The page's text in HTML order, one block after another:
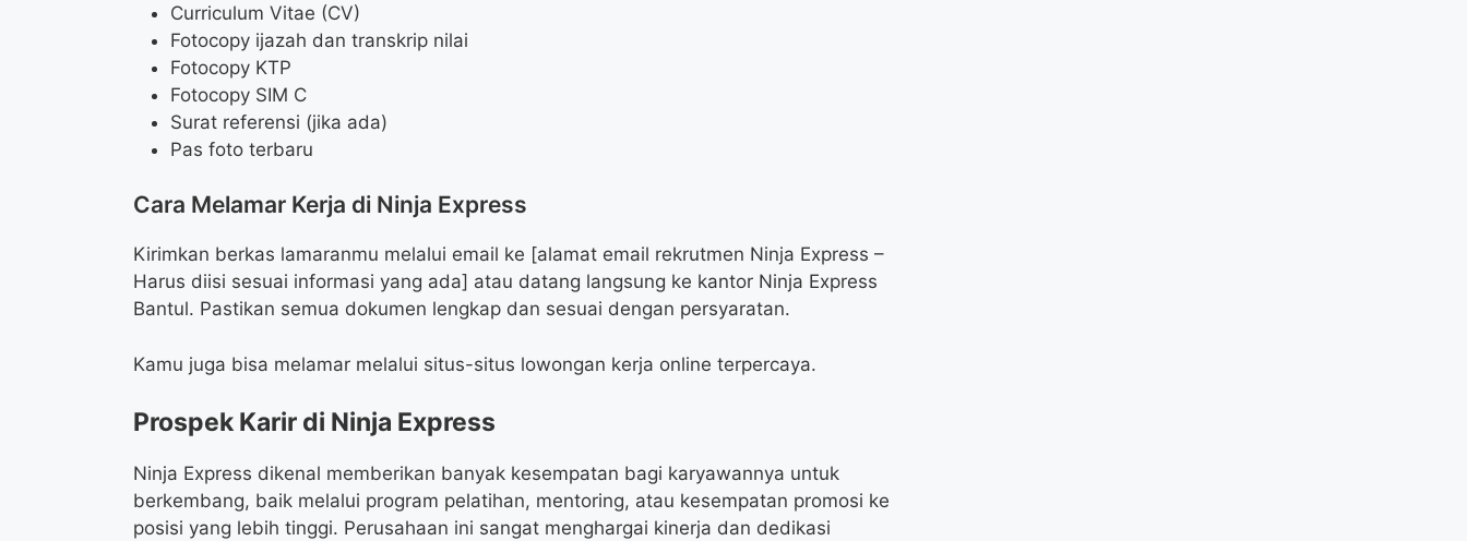
Curriculum Vitae (CV)
Fotocopy ijazah dan transkrip nilai
Fotocopy KTP
Fotocopy SIM C
Surat referensi (jika ada)
Pas foto terbaru
Cara Melamar Kerja di Ninja Express
Kirimkan berkas lamaranmu melalui email ke [alamat email rekrutmen Ninja Express –
Harus diisi sesuai informasi yang ada] atau datang langsung ke kantor Ninja Express
Bantul. Pastikan semua dokumen lengkap dan sesuai dengan persyaratan.
Kamu juga bisa melamar melalui situs-situs lowongan kerja online terpercaya.
Prospek Karir di Ninja Express
Ninja Express dikenal memberikan banyak kesempatan bagi karyawannya untuk
berkembang, baik melalui program pelatihan, mentoring, atau kesempatan promosi ke
posisi yang lebih tinggi. Perusahaan ini sangat menghargai kinerja dan dedikasi